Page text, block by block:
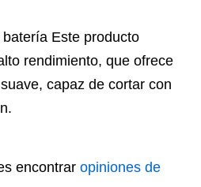
Este producto
rendimiento, que ofrece
capaz de cortar con
encontrar opiniones de